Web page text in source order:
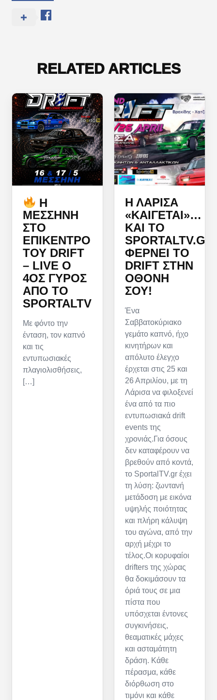
RELATED ARTICLES
Η
ΜΕΣΣΉΝΗ
ΣΤΟ
ΕΠΊΚΕΝΤΡΟ
ΤΟΥ DRIFT
– LIVE Ο
4ΟΣ ΓΎΡΟΣ
ΑΠΌ ΤΟ
SPORTALTV
Με φόντο την
ένταση, τον καπνό
και τις
εντυπωσιακές
πλαγιολισθήσεις,
[…]
Η ΛΆΡΙΣΑ
«ΚΑΊΓΕΤΑΙ»…
ΚΑΙ ΤΟ
SPORTALTV.GR
ΦΈΡΝΕΙ ΤΟ
DRIFT ΣΤΗΝ
ΟΘΌΝΗ
ΣΟΥ!
Ένα
Σαββατοκύριακο
γεμάτο καπνό, ήχο
κινητήρων και
απόλυτο έλεγχο
έρχεται στις 25 και
26 Απριλίου, με τη
Λάρισα να φιλοξενεί
ένα από τα πιο
εντυπωσιακά drift
events της
χρονιάς.Για όσους
δεν καταφέρουν να
βρεθούν από κοντά,
το SportalTV.gr έχει
τη λύση: ζωντανή
μετάδοση με εικόνα
υψηλής ποιότητας
και πλήρη κάλυψη
του αγώνα, από την
αρχή μέχρι το
τέλος.Οι κορυφαίοι
drifters της χώρας
θα δοκιμάσουν τα
όριά τους σε μια
πίστα που
υπόσχεται έντονες
συγκινήσεις,
θεαματικές μάχες
και ασταμάτητη
δράση. Κάθε
πέρασμα, κάθε
διόρθωση στο
τιμόνι και κάθε